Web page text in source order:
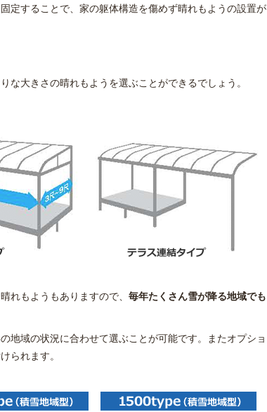
定することで、家の躯体構造を傷めず晴れもようの設置が
な大きさの晴れもようを選ぶことができるでしょう。
れもようもありますので、 毎年たくさん雪が降る地域でも
地域の状況に合わせて選ぶことが可能です。またオプショ
られます。